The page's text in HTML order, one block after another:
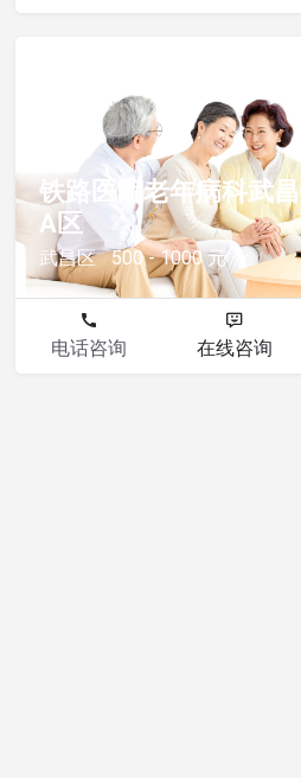
铁路医院老年病科武昌
A区
武昌区 500 - 1000 元
电话咨询 在线咨询